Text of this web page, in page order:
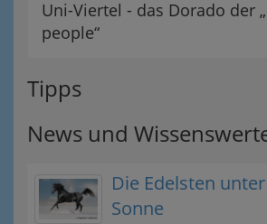
Uni-Viertel - das Dorado der
people“
Tipps
News und
Die Edelsten
Sonne